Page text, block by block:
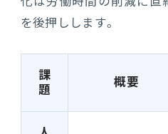
を後押しします。
課
題
概要